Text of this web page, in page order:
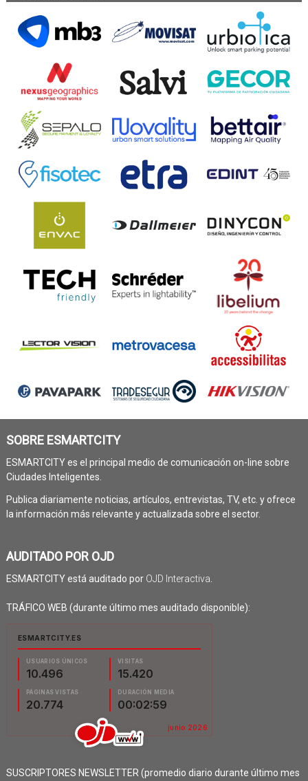
SOBRE ESMARTCITY
ESMARTCITY es el principal medio de comunicación on-line sobre
Ciudades Inteligentes.
Publica diariamente noticias, artículos, entrevistas, TV, etc. y ofrece
la información más relevante y actualizada sobre el sector.
AUDITADO POR OJD
ESMARTCITY está auditado por OJD Interactiva.
TRÁFICO WEB (durante último mes auditado disponible):
SUSCRIPTORES NEWSLETTER (promedio diario durante último mes